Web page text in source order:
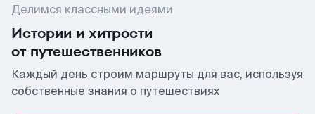
Делимся классными идеями
Истории и хитрости
от путешественников
Каждый день строим маршруты для вас, используя
собственные знания о путешествиях